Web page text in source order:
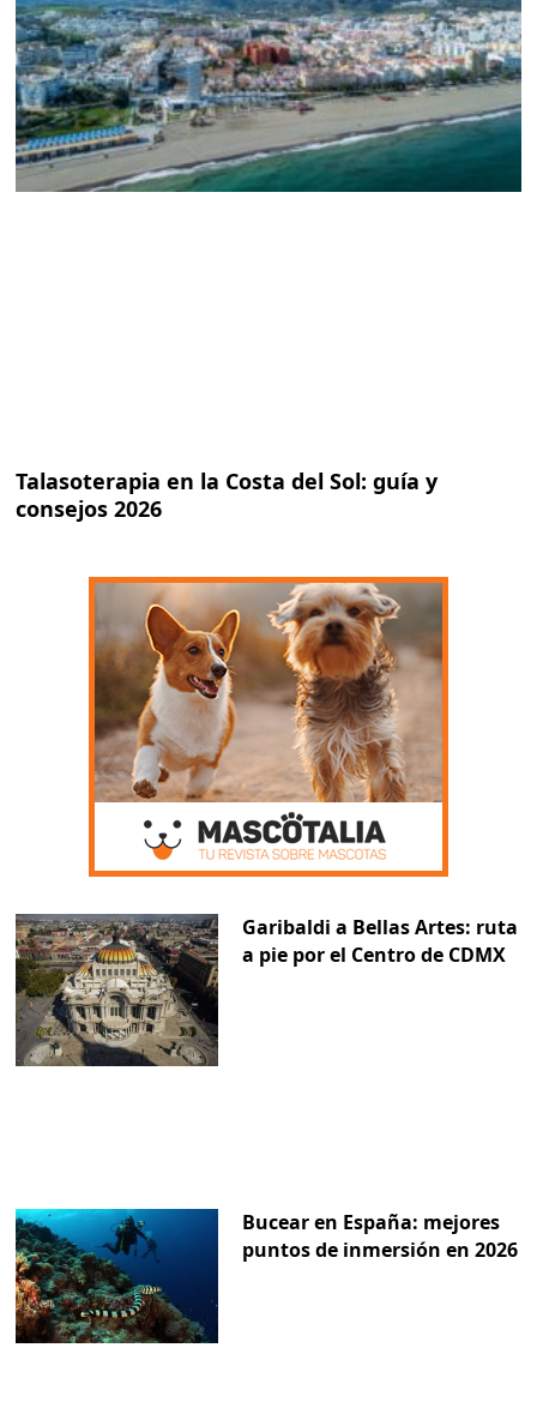
Talasoterapia en la Costa del Sol: guía y
consejos 2026
Garibaldi a Bellas Artes: ruta
a pie por el Centro de CDMX
Bucear en España: mejores
puntos de inmersión en 2026